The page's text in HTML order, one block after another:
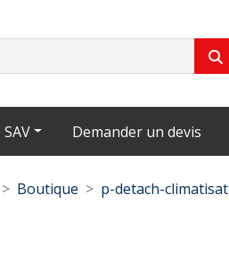
SAV Demander un devis
Boutique p-detach-climatisat